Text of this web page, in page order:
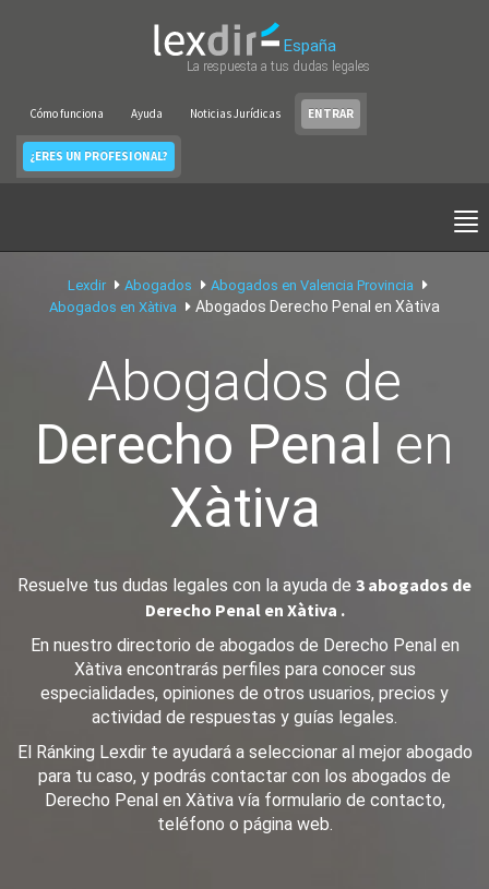
España
La respuesta a tus dudas legales
Cómo funciona Ayuda Noticias Jurídicas ENTRAR
¿ERES UN PROFESIONAL?
Lexdir Abogados
Abogados en Valencia Provincia
Abogados en Xàtiva
Abogados Derecho Penal en Xàtiva
Abogados de
Derecho Penal en
Xàtiva
Resuelve tus dudas legales con la ayuda de 3 abogados de
Derecho Penal en Xàtiva .
En nuestro directorio de abogados de Derecho Penal en
Xàtiva encontrarás perfiles para conocer sus
especialidades, opiniones de otros usuarios, precios y
actividad de respuestas y guías legales.
El Ránking Lexdir te ayudará a seleccionar al mejor abogado
para tu caso, y podrás contactar con los abogados de
Derecho Penal en Xàtiva vía formulario de contacto,
teléfono o página web.